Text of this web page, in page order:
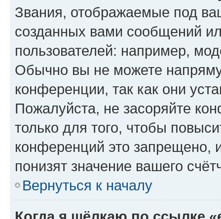
Звания, отображаемые под
созданных вами сообщений
пользователей: например,
Обычно вы не можете
конференции, так как они
Пожалуйста, не засоряйте
только для того, чтобы
конференций это запрещено,
понизят значение вашего
Вернуться к началу